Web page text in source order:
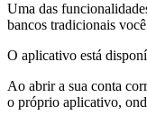
Uma das
bancos tradicionais
O aplicativo está
Ao abrir a sua conta
o próprio aplicativo,